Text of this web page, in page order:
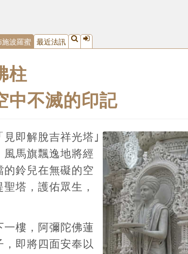
施波羅蜜 最近法訊
柱
中不滅的印記
即解脫吉祥光塔｣
風馬旗飄逸地將經
的鈴兒在無礙的空
塔，護佑眾生，
樓，阿彌陀佛蓮
，即將四面安奉以